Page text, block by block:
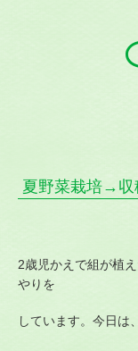
夏野菜栽培→
2歳児かえで組が植
やりを
しています。今日は